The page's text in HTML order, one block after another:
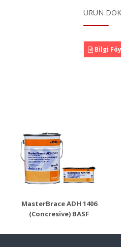
ÜRÜN
Bilgi
MasterBrace ADH 1406
(Concresive) BASF
MasterBrace ADH
1420 (Concresive)
Ürün Detayı